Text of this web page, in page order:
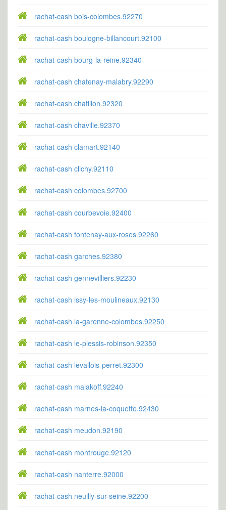
rachat-cash bois-colombes.92270
rachat-cash boulogne-billancourt.92100
rachat-cash bourg-la-reine.92340
rachat-cash chatenay-malabry.92290
rachat-cash chatillon.92320
rachat-cash chaville.92370
rachat-cash clamart.92140
rachat-cash clichy.92110
rachat-cash colombes.92700
rachat-cash courbevoie.92400
rachat-cash fontenay-aux-roses.92260
rachat-cash garches.92380
rachat-cash gennevilliers.92230
rachat-cash issy-les-moulineaux.92130
rachat-cash la-garenne-colombes.92250
rachat-cash le-plessis-robinson.92350
rachat-cash levallois-perret.92300
rachat-cash malakoff.92240
rachat-cash marnes-la-coquette.92430
rachat-cash meudon.92190
rachat-cash montrouge.92120
rachat-cash nanterre.92000
rachat-cash neuilly-sur-seine.92200